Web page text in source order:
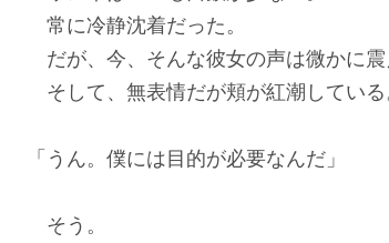
常に冷静沈着だった。
だが、今、そんな彼女の声は微かに震
そして、無表情だが頬が紅潮している
「うん。僕には目的が必要なんだ」
そう。